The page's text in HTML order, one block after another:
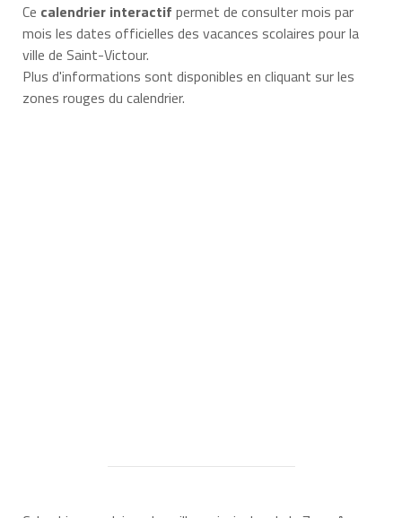
Ce calendrier interactif permet de consulter mois par
mois les dates officielles des vacances scolaires pour la
ville de Saint-Victour.
Plus d'informations sont disponibles en cliquant sur les
zones rouges du calendrier.